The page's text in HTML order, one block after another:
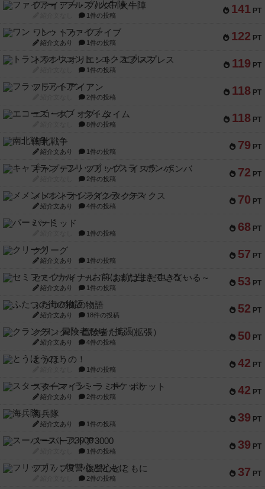
141 PT
ファイアー・ブルズ / 火牛陣
1件の投稿
122 PT
ワン・トゥ・ファイブ
紹介文あり 1件の投稿
119 PT
トランスオリエント・エクスプレス
1件の投稿
118 PT
フラットアイアン
2件の投稿
118 PT
エコーズ・オブ・タイム
8件の投稿
79 PT
南北戦争
紹介文あり 1件の投稿
72 PT
キャプテン・フリップ：イスラ・ボンバ
2件の投稿
70 PT
メメントオンラインタクティクス
紹介文あり 4件の投稿
68 PT
パーミッド
1件の投稿
57 PT
クリーグ
紹介文あり 1件の投稿
53 PT
セミファイナル ～お前はまだ生きている～
紹介文あり 1件の投稿
52 PT
ふたつの街の物語
紹介文あり 18件の投稿
50 PT
クランク! ：冒険者たち（拡張）
紹介文あり 4件の投稿
42 PT
とうほうの！
1件の投稿
42 PT
スターマイン・ラミー ポケット
紹介文あり 2件の投稿
39 PT
海兵隊
紹介文あり 1件の投稿
39 PT
スーパーストア3000
1件の投稿
37 PT
フリップ７：復讐心とともに
2件の投稿